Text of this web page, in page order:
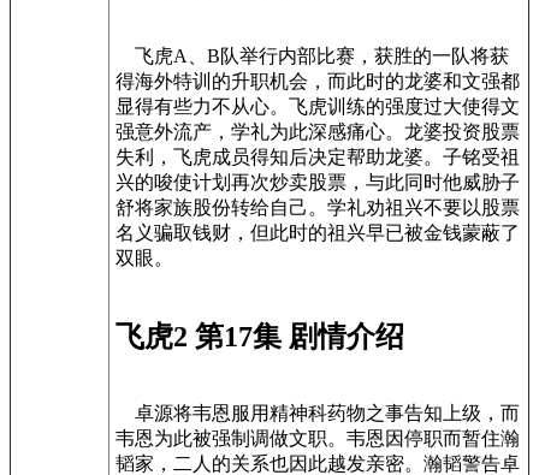
飞虎A、B队举行内部比赛，获胜的一队将获
得海外特训的升职机会，而此时的龙婆和文强都
显得有些力不从心。飞虎训练的强度过大使得文
强意外流产，学礼为此深感痛心。龙婆投资股票
失利，飞虎成员得知后决定帮助龙婆。子铭受祖
兴的唆使计划再次炒卖股票，与此同时他威胁子
舒将家族股份转给自己。学礼劝祖兴不要以股票
名义骗取钱财，但此时的祖兴早已被金钱蒙蔽了
双眼。
飞虎2 第17集 剧情介绍
卓源将韦恩服用精神科药物之事告知上级，而
韦恩为此被强制调做文职。韦恩因停职而暂住瀚
韬家，二人的关系也因此越发亲密。瀚韬警告卓